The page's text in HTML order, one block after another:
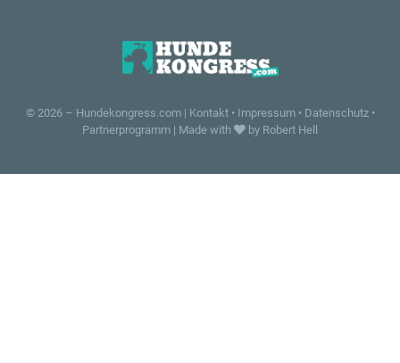
© 2026 – Hundekongress.com| Kontakt• Impressum• Datenschutz•
Partnerprogramm | Made with by Robert Hell